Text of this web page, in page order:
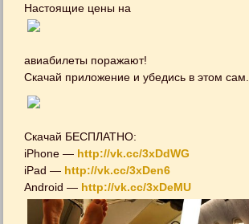
Настоящие цены на
авиабилеты поражают!
Скачай приложение и убедись в этом сам.
Скачай БЕСПЛАТНО:
iPhone — http://vk.cc/3xDdWG
iPad — http://vk.cc/3xDen6
Android — http://vk.cc/3xDeMU